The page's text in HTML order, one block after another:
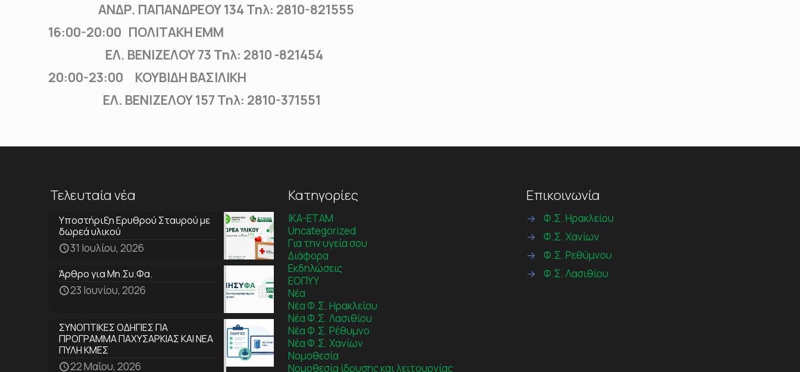
ΑΝΔΡ. ΠΑΠΑΝΔΡΕΟΥ 134 Τηλ: 2810-821555
16:00-20:00 ΠΟΛΙΤΑΚΗ ΕΜΜ
ΕΛ. ΒΕΝΙΖΕΛΟΥ 73 Τηλ: 2810 -821454
20:00-23:00 ΚΟΥΒΙΔΗ ΒΑΣΙΛΙΚΗ
ΕΛ. ΒΕΝΙΖΕΛΟΥ 157 Τηλ: 2810-371551
Τελευταία νέα
Υποστήριξη Ερυθρού Σταυρού με
δωρεά υλικού
31 Ιουλίου, 2026
Άρθρο για Μη.Συ.Φα.
23 Ιουνίου, 2026
ΣΥΝΟΠΤΙΚΕΣ ΟΔΗΓΙΕΣ ΓΙΑ
ΠΡΟΓΡΑΜΜΑ ΠΑΧΥΣΑΡΚΙΑΣ ΚΑΙ ΝΕΑ
ΠΥΛΗ ΚΜΕΣ
22 Μαΐου, 2026
Κατηγορίες
IKA-ETAM
Uncategorized
Για την υγεία σου
Διάφορα
Εκδηλώσεις
ΕΟΠΥΥ
Νέα
Νέα Φ.Σ. Ηρακλείου
Νέα Φ.Σ. Λασιθίου
Νέα Φ.Σ. Ρέθυμνο
Νέα Φ.Σ. Χανίων
Νομοθεσία
Νομοθεσία ίδρυσης και λειτουργίας
Επικοινωνία
→
Φ.Σ. Ηρακλείου
→
Φ.Σ. Χανίων
→
Φ.Σ. Ρεθύμνου
→
Φ.Σ. Λασιθίου